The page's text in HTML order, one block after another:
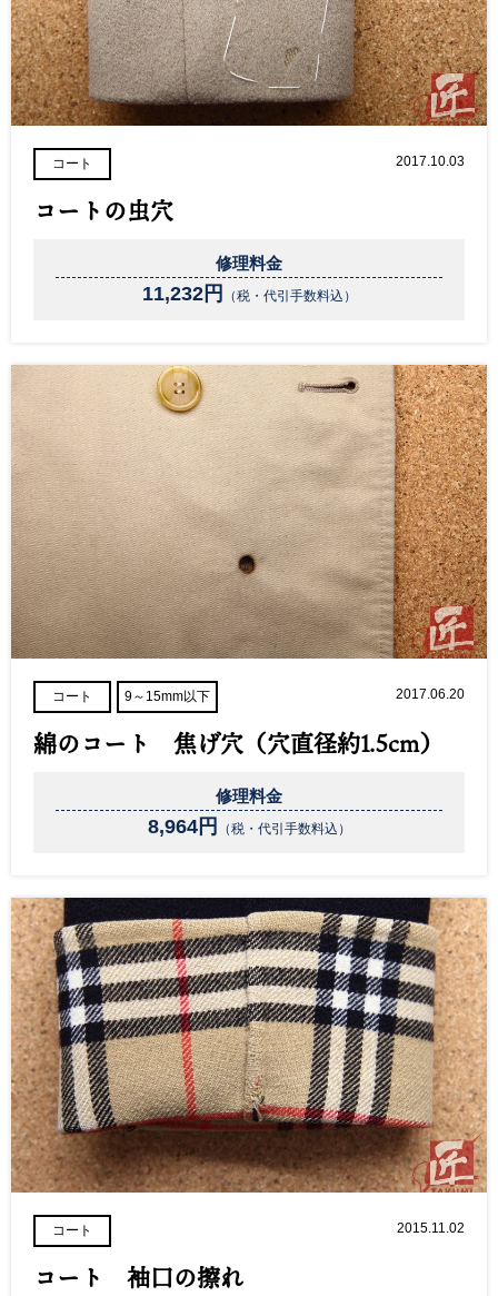
コート 2017.10.03
コートの虫穴
修理料金
11,232円 （税・代引手数料込）
コート 9～15mm以下 2017.06.20
綿のコート 焦げ穴（穴直径約1.5cm）
修理料金
8,964円 （税・代引手数料込）
コート 2015.11.02
コート 袖口の擦れ